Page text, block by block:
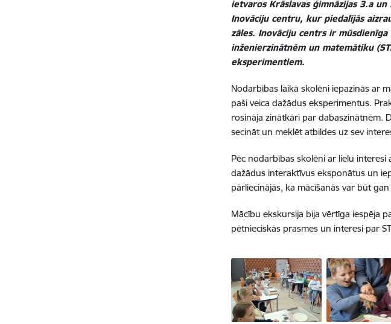
ietvaros Krāslavas ģimnāzijas 3.a
Inovāciju centru, kur piedalījās
zāles. Inovāciju centrs ir
inženierzinātnēm un matemātiku
eksperimentiem.
Nodarbības laikā skolēni iepazinās ar
paši veica dažādus eksperimentus.
rosināja zinātkāri par dabaszinātnēm.
secināt un meklēt atbildes uz sev
Pēc nodarbības skolēni ar lielu
dažādus interaktīvus eksponātus un
pārliecinājās, ka mācīšanās var būt
Mācību ekskursija bija vērtīga iespēja
pētnieciskās prasmes un interesi par